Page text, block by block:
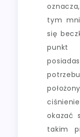
tym
się
punkt
okazać
takim